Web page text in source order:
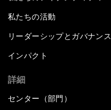
私たちの活動
リーダーシップとガバナンス
インパクト
詳細
センター（部門）